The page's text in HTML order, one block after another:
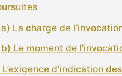
a) La charge de
b) Le moment de
L’exigence d’indication